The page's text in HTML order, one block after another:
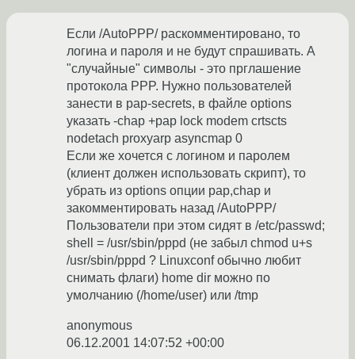
Если /AutoPPP/ раскомментировано, то
логина и пароля и не будут спрашивать. А
"случайные" символы - это прглашение
протокола PPP. Нужно пользователей
занести в pap-secrets, в файле options
указать -chap +pap lock modem crtscts
nodetach proxyarp asyncmap 0
Если же хочется с логином и паролем
(клиент должен использовать скрипт), то
убрать из options опции pap,chap и
закомментировать назад /AutoPPP/
Пользователи при этом сидят в /etc/passwd;
shell = /usr/sbin/pppd (не забыл chmod u+s
/usr/sbin/pppd ? Linuxconf обычно любит
снимать флаги) home dir можно по
умолчанию (/home/user) или /tmp
anonymous
06.12.2001 14:07:52 +00:00